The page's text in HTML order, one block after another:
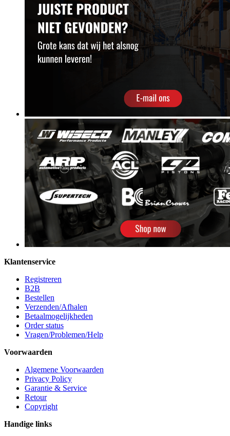
Klantenservice
Registreren
B2B
Bestellen
Verzenden/Afhalen
Betaalmogelijkheden
Order status
Vragen/Problemen/Help
Voorwaarden
Algemene Voorwaarden
Privacy Policy
Garantie & Service
Retour
Copyright
Handige links